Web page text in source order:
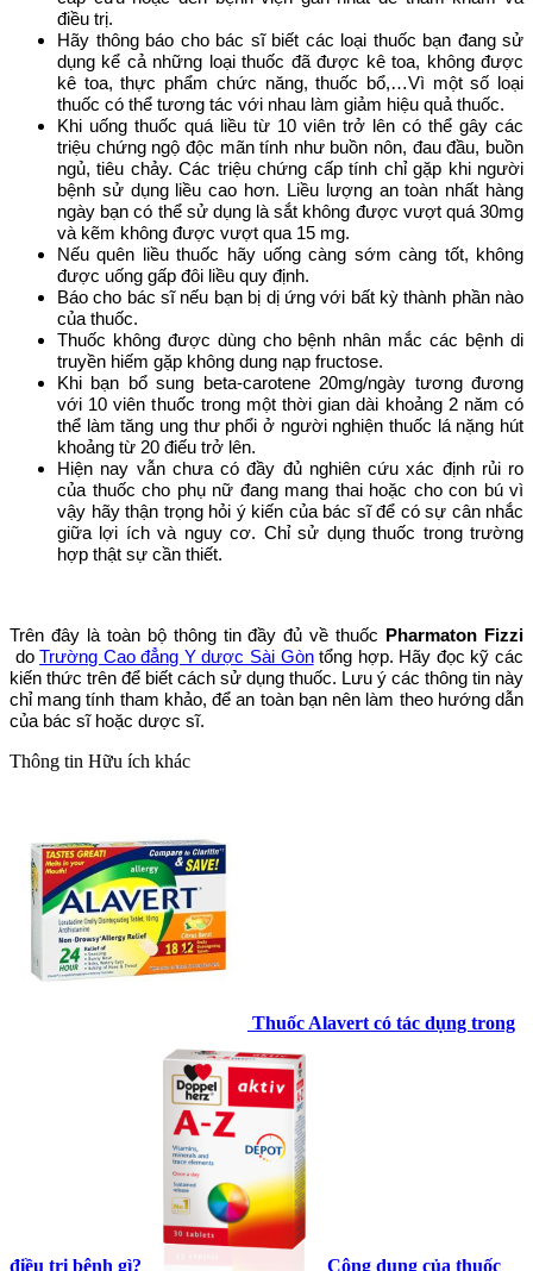
điều trị.
Hãy thông báo cho bác sĩ biết các loại thuốc bạn đang sử
dụng kể cả những loại thuốc đã được kê toa, không được
kê toa, thực phẩm chức năng, thuốc bổ,…Vì một số loại
thuốc có thể tương tác với nhau làm giảm hiệu quả thuốc.
Khi uống thuốc quá liều từ 10 viên trở lên có thể gây các
triệu chứng ngộ độc mãn tính như buồn nôn, đau đầu, buồn
ngủ, tiêu chảy. Các triệu chứng cấp tính chỉ gặp khi người
bệnh sử dụng liều cao hơn. Liều lượng an toàn nhất hàng
ngày bạn có thể sử dụng là sắt không được vượt quá 30mg
và kẽm không được vượt qua 15 mg.
Nếu quên liều thuốc hãy uống càng sớm càng tốt, không
được uống gấp đôi liều quy định.
Báo cho bác sĩ nếu bạn bị dị ứng với bất kỳ thành phần nào
của thuốc.
Thuốc không được dùng cho bệnh nhân mắc các bệnh di
truyền hiếm gặp không dung nạp fructose.
Khi bạn bổ sung beta-carotene 20mg/ngày tương đương
với 10 viên thuốc trong một thời gian dài khoảng 2 năm có
thể làm tăng ung thư phổi ở người nghiện thuốc lá nặng hút
khoảng từ 20 điếu trở lên.
Hiện nay vẫn chưa có đầy đủ nghiên cứu xác định rủi ro
của thuốc cho phụ nữ đang mang thai hoặc cho con bú vì
vậy hãy thận trọng hỏi ý kiến của bác sĩ để có sự cân nhắc
giữa lợi ích và nguy cơ. Chỉ sử dụng thuốc trong trường
hợp thật sự cần thiết.
Trên đây là toàn bộ thông tin đầy đủ về thuốc Pharmaton Fizzi
doTrường Cao đẳng Y dược Sài Gòntổng hợp. Hãy đọc kỹ các
kiến thức trên để biết cách sử dụng thuốc. Lưu ý các thông tin này
chỉ mang tính tham khảo, để an toàn bạn nên làm theo hướng dẫn
của bác sĩ hoặc dược sĩ.
Thông tin Hữu ích khác
Thuốc Alavert có tác dụng trong
điều trị bệnh gì? Công dụng của thuốc